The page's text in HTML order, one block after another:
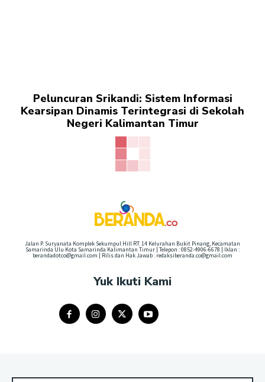
Peluncuran Srikandi: Sistem Informasi
Kearsipan Dinamis Terintegrasi di Sekolah
Negeri Kalimantan Timur
Jalan P. Suryanata Komplek Sekumpul Hill RT. 14 Kelurahan Bukit Pinang, Kecamatan
Samarinda Ulu Kota Samarinda Kalimantan Timur | Telepon : 0852-4906-6678 | Iklan :
berandadotco@gmail.com | Rilis dan Hak Jawab : redaksiberanda.co@gmail.com
Yuk Ikuti Kami